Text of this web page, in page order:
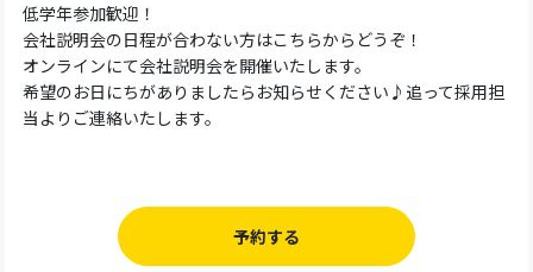
低学年参加歓迎！
会社説明会の日程が合わない方はこちらからどうぞ！
オンラインにて会社説明会を開催いたします。
希望のお日にちがありましたらお知らせください♪追って採用担
当よりご連絡いたします。
予約する